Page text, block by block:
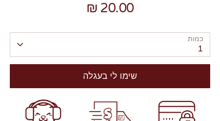
20.00 ₪
כמות
1
שימו לי בעגלה